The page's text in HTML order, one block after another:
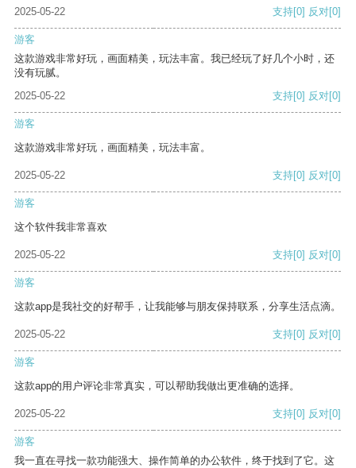
2025-05-22 支持[0] 反对[0]
游客
这款游戏非常好玩，画面精美，玩法丰富。我已经玩了好几个小时，还
没有玩腻。
2025-05-22
支持[0] 反对[0]
游客
这款游戏非常好玩，画面精美，玩法丰富。
2025-05-22 支持[0] 反对[0]
游客
这个软件我非常喜欢
2025-05-22 支持[0] 反对[0]
游客
这款app是我社交的好帮手，让我能够与朋友保持联系，分享生活点滴。
2025-05-22 支持[0] 反对[0]
游客
这款app的用户评论非常真实，可以帮助我做出更准确的选择。
2025-05-22 支持[0] 反对[0]
游客
我一直在寻找一款功能强大、操作简单的办公软件，终于找到了它。这